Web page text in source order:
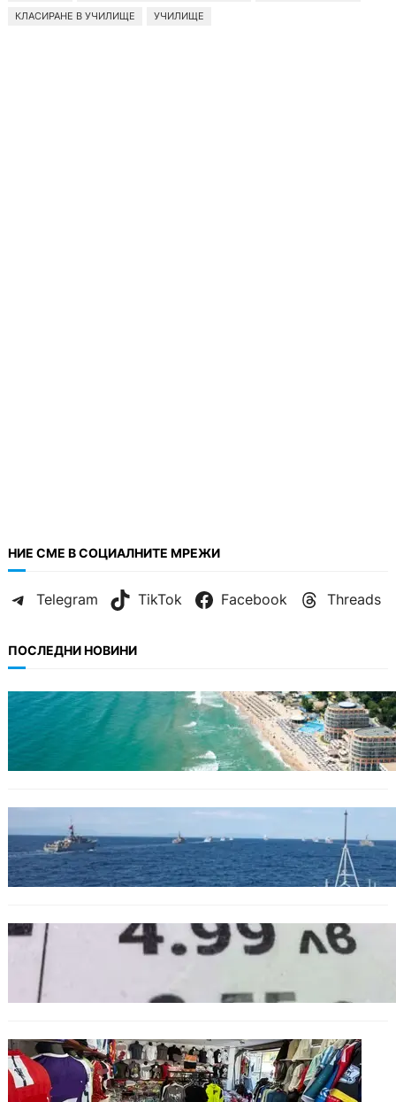
КЛАСИРАНЕ В УЧИЛИЩЕ
УЧИЛИЩЕ
НИЕ СМЕ В СОЦИАЛНИТЕ МРЕЖИ
Telegram TikTok Facebook Threads
ПОСЛЕДНИ НОВИНИ
ИКОНОМИКА
Интерактивна карта показва всички водни
бази по Черноморието
Нов минен ловец за българския флот
пристига до края на годината
БЪЛГАРИЯ
Левът изчезва от етикетите: Търговците
БЪЛГАРИЯ
Иззеха фалшиви стоки за близо 650 000
евро при акция във Варна и „Златни